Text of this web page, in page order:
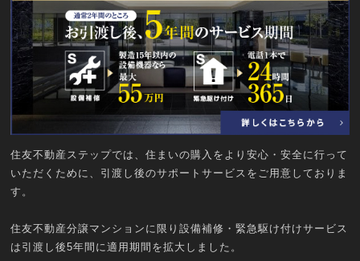
住友不動産ステップでは、住まいの購入をより安心・安全に行って
いただくために、引渡し後のサポートサービスをご用意しておりま
す。
住友不動産分譲マンションに限り設備補修・緊急駆け付けサービス
は引渡し後5年間に適用期間を拡大しました。